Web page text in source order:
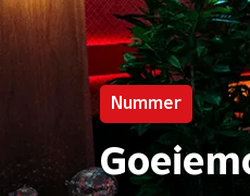
Nummer